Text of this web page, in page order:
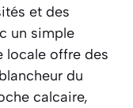
et des
un simple
locale offre des
du
calcaire,